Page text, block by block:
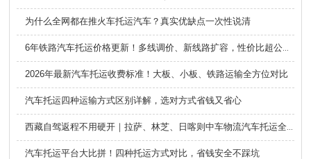
为什么全网都在推火车托运汽车？真实优缺点一次性说清
6年铁路汽车托运价格更新！多线调价、新线路扩容，性价比超公路大板车
2026年最新汽车托运收费标准！大板、小板、铁路运输全方位对比
汽车托运四种运输方式区别详解，选对方式省钱又省心
西藏自驾返程不用硬开｜拉萨、林芝、日喀则中车物流汽车托运全指南
汽车托运平台大比拼！四种托运方式对比，省钱安全不踩坑